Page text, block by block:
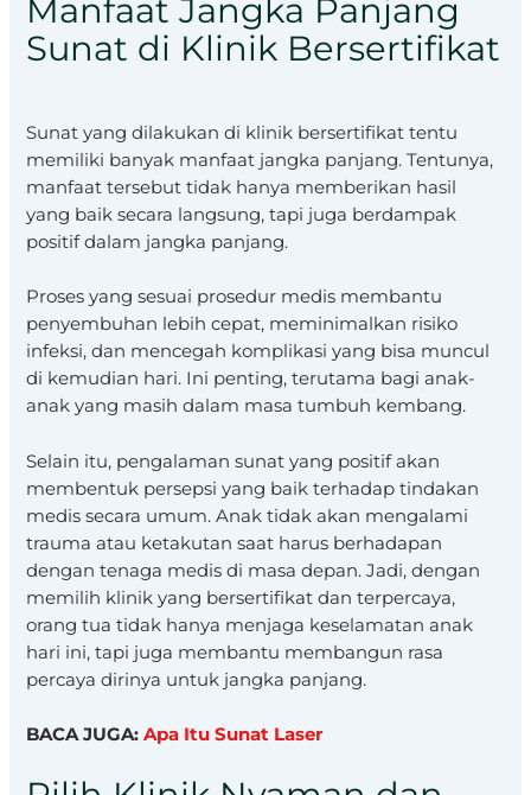
Manfaat Jangka Panjang
Sunat di Klinik Bersertifikat
Sunat yang dilakukan di klinik bersertifikat tentu
memiliki banyak manfaat jangka panjang. Tentunya,
manfaat tersebut tidak hanya memberikan hasil
yang baik secara langsung, tapi juga berdampak
positif dalam jangka panjang.
Proses yang sesuai prosedur medis membantu
penyembuhan lebih cepat, meminimalkan risiko
infeksi, dan mencegah komplikasi yang bisa muncul
di kemudian hari. Ini penting, terutama bagi anak-
anak yang masih dalam masa tumbuh kembang.
Selain itu, pengalaman sunat yang positif akan
membentuk persepsi yang baik terhadap tindakan
medis secara umum. Anak tidak akan mengalami
trauma atau ketakutan saat harus berhadapan
dengan tenaga medis di masa depan. Jadi, dengan
memilih klinik yang bersertifikat dan terpercaya,
orang tua tidak hanya menjaga keselamatan anak
hari ini, tapi juga membantu membangun rasa
percaya dirinya untuk jangka panjang.
BACA JUGA:Apa Itu Sunat Laser